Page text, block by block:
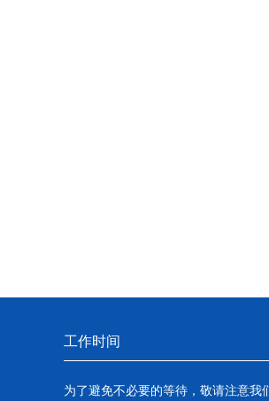
工作时间
为了避免不必要的等待，敬请注意我